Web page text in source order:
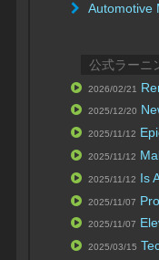
Automotive
公式ラーニ
2026/02/21
2025/12/20
2025/11/12
2025/11/12
2025/11/12 Is
2025/11/07
2025/11/07
2025/03/15